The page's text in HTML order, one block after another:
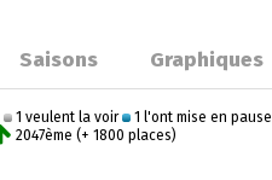
Saisons Graphiques
1 veulent la voir 1 l'ont mise en pause
2047ème (+ 1800 places)